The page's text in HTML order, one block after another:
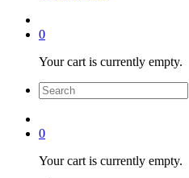
0
Your cart is currently empty.
0
Your cart is currently empty.